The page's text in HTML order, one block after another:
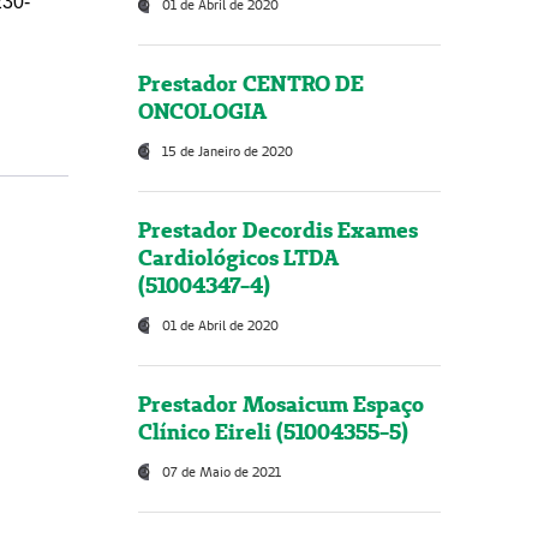
01 de Abril de 2020
Prestador CENTRO DE
ONCOLOGIA
15 de Janeiro de 2020
Prestador Decordis Exames
Cardiológicos LTDA
(51004347-4)
01 de Abril de 2020
Prestador Mosaicum Espaço
Clínico Eireli (51004355-5)
07 de Maio de 2021